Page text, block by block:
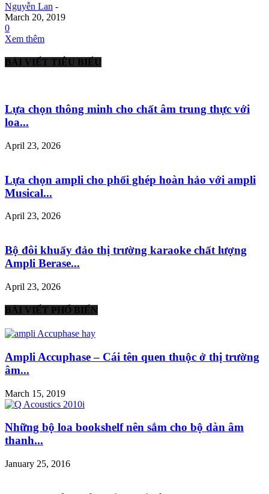
Nguyễn Lan -
March 20, 2019
0
Xem thêm
BÀI VIẾT TIÊU BIỂU
Lựa chọn thông minh cho chất âm trung thực với
loa...
April 23, 2026
Lựa chọn ampli cho phối ghép hoàn hảo với ampli
Musical...
April 23, 2026
Bộ đôi khuấy đảo thị trường karaoke chất lượng
Ampli Berase...
April 23, 2026
BÀI VIẾT PHỔ BIẾN
Ampli Accuphase – Cái tên quen thuộc ở thị trường
âm...
March 15, 2019
Những bộ loa bookshelf nên sắm cho bộ dàn âm
thanh...
January 25, 2016